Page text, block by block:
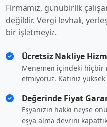
Firmamız, günübirlik
değildir. Vergi levhalı,
bir işletmeyiz.
Ücretsiz Nakliye
Menemen içindeki hiçbir
etmiyoruz. Katınız
Değerinde Fiyat
Eşyanızın hakkı neyse
eşya alma devrini